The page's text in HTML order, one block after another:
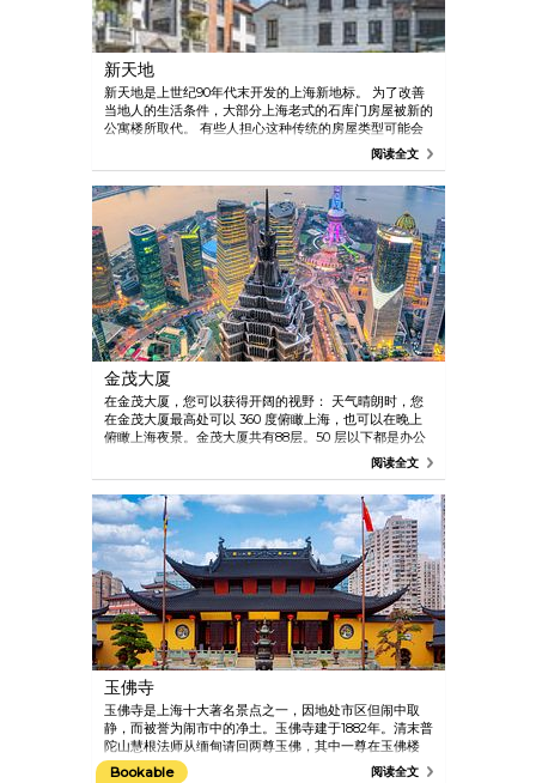
新天地
新天地是上世纪90年代末开发的上海新地标。 为了改善
当地人的生活条件，大部分上海老式的石库门房屋被新的
公寓楼所取代。 有些人担心这种传统的房屋类型可能会
有一天消失，所以政府决定把一些文化遗产保留下来。
阅读全文
金茂大厦
在金茂大厦，您可以获得开阔的视野： 天气晴朗时，您
在金茂大厦最高处可以 360 度俯瞰上海，也可以在晚上
俯瞰上海夜景。金茂大厦共有88层。50 层以下都是办公
楼，53 楼到 87 楼是君悦酒店，观光层位于顶楼88层。
阅读全文
玉佛寺
玉佛寺是上海十大著名景点之一，因地处市区但闹中取
静，而被誉为闹市中的净土。玉佛寺建于1882年。清末普
陀山慧根法师从缅甸请回两尊玉佛，其中一尊在玉佛楼
内，是镇寺之宝释迦牟尼坐佛像（高1.92米，重3吨）。
Bookable 阅读全文